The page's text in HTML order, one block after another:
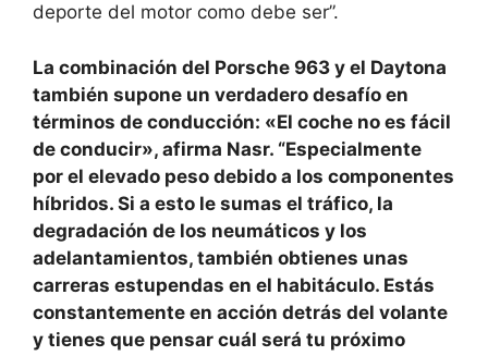
deporte del motor como debe ser”.
La combinación del Porsche 963 y el Daytona
también supone un verdadero desafío en
términos de conducción: «El coche no es fácil
de conducir», afirma Nasr. “Especialmente
por el elevado peso debido a los componentes
híbridos. Si a esto le sumas el tráfico, la
degradación de los neumáticos y los
adelantamientos, también obtienes unas
carreras estupendas en el habitáculo. Estás
constantemente en acción detrás del volante
y tienes que pensar cuál será tu próximo